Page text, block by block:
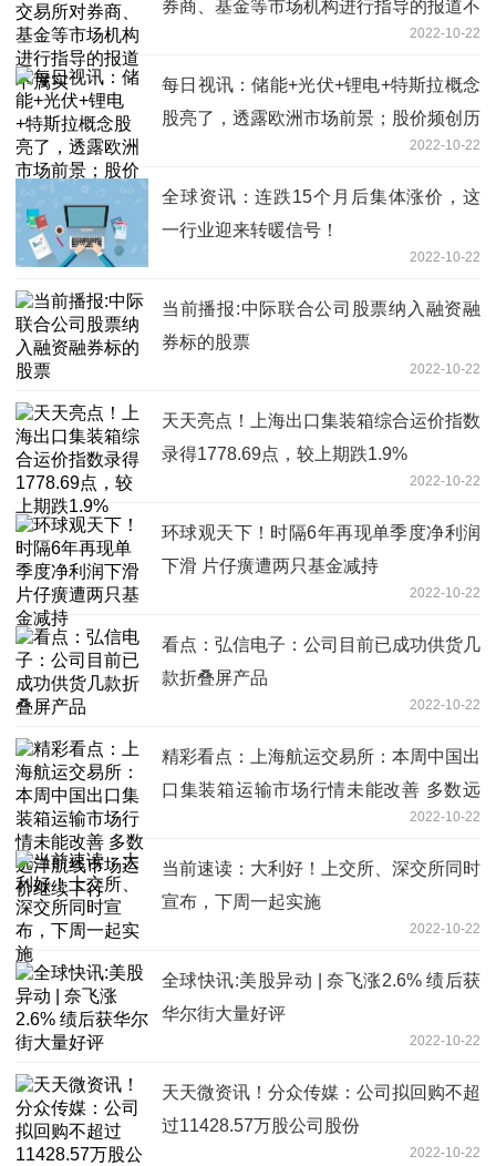
券商、基金等市场机构进行指导的报道不
2022-10-22
每日视讯：储能+光伏+锂电+特斯拉概念
股亮了，透露欧洲市场前景；股价频创历
2022-10-22
全球资讯：连跌15个月后集体涨价，这
一行业迎来转暖信号！
2022-10-22
当前播报:中际联合公司股票纳入融资融
券标的股票
2022-10-22
天天亮点！上海出口集装箱综合运价指数
录得1778.69点，较上期跌1.9%
2022-10-22
环球观天下！时隔6年再现单季度净利润
下滑 片仔癀遭两只基金减持
2022-10-22
看点：弘信电子：公司目前已成功供货几
款折叠屏产品
2022-10-22
精彩看点：上海航运交易所：本周中国出
口集装箱运输市场行情未能改善 多数远
2022-10-22
当前速读：大利好！上交所、深交所同时
宣布，下周一起实施
2022-10-22
全球快讯:美股异动 | 奈飞涨2.6% 绩后获
华尔街大量好评
2022-10-22
天天微资讯！分众传媒：公司拟回购不超
过11428.57万股公司股份
2022-10-22